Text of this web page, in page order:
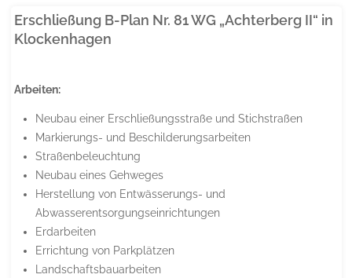
Erschließung B-Plan Nr. 81 WG „Achterberg II“ in
Klockenhagen
Arbeiten:
Neubau einer Erschließungsstraße und Stichstraßen
Markierungs- und Beschilderungsarbeiten
Straßenbeleuchtung
Neubau eines Gehweges
Herstellung von Entwässerungs- und
Abwasserentsorgungseinrichtungen
Erdarbeiten
Errichtung von Parkplätzen
Landschaftsbauarbeiten